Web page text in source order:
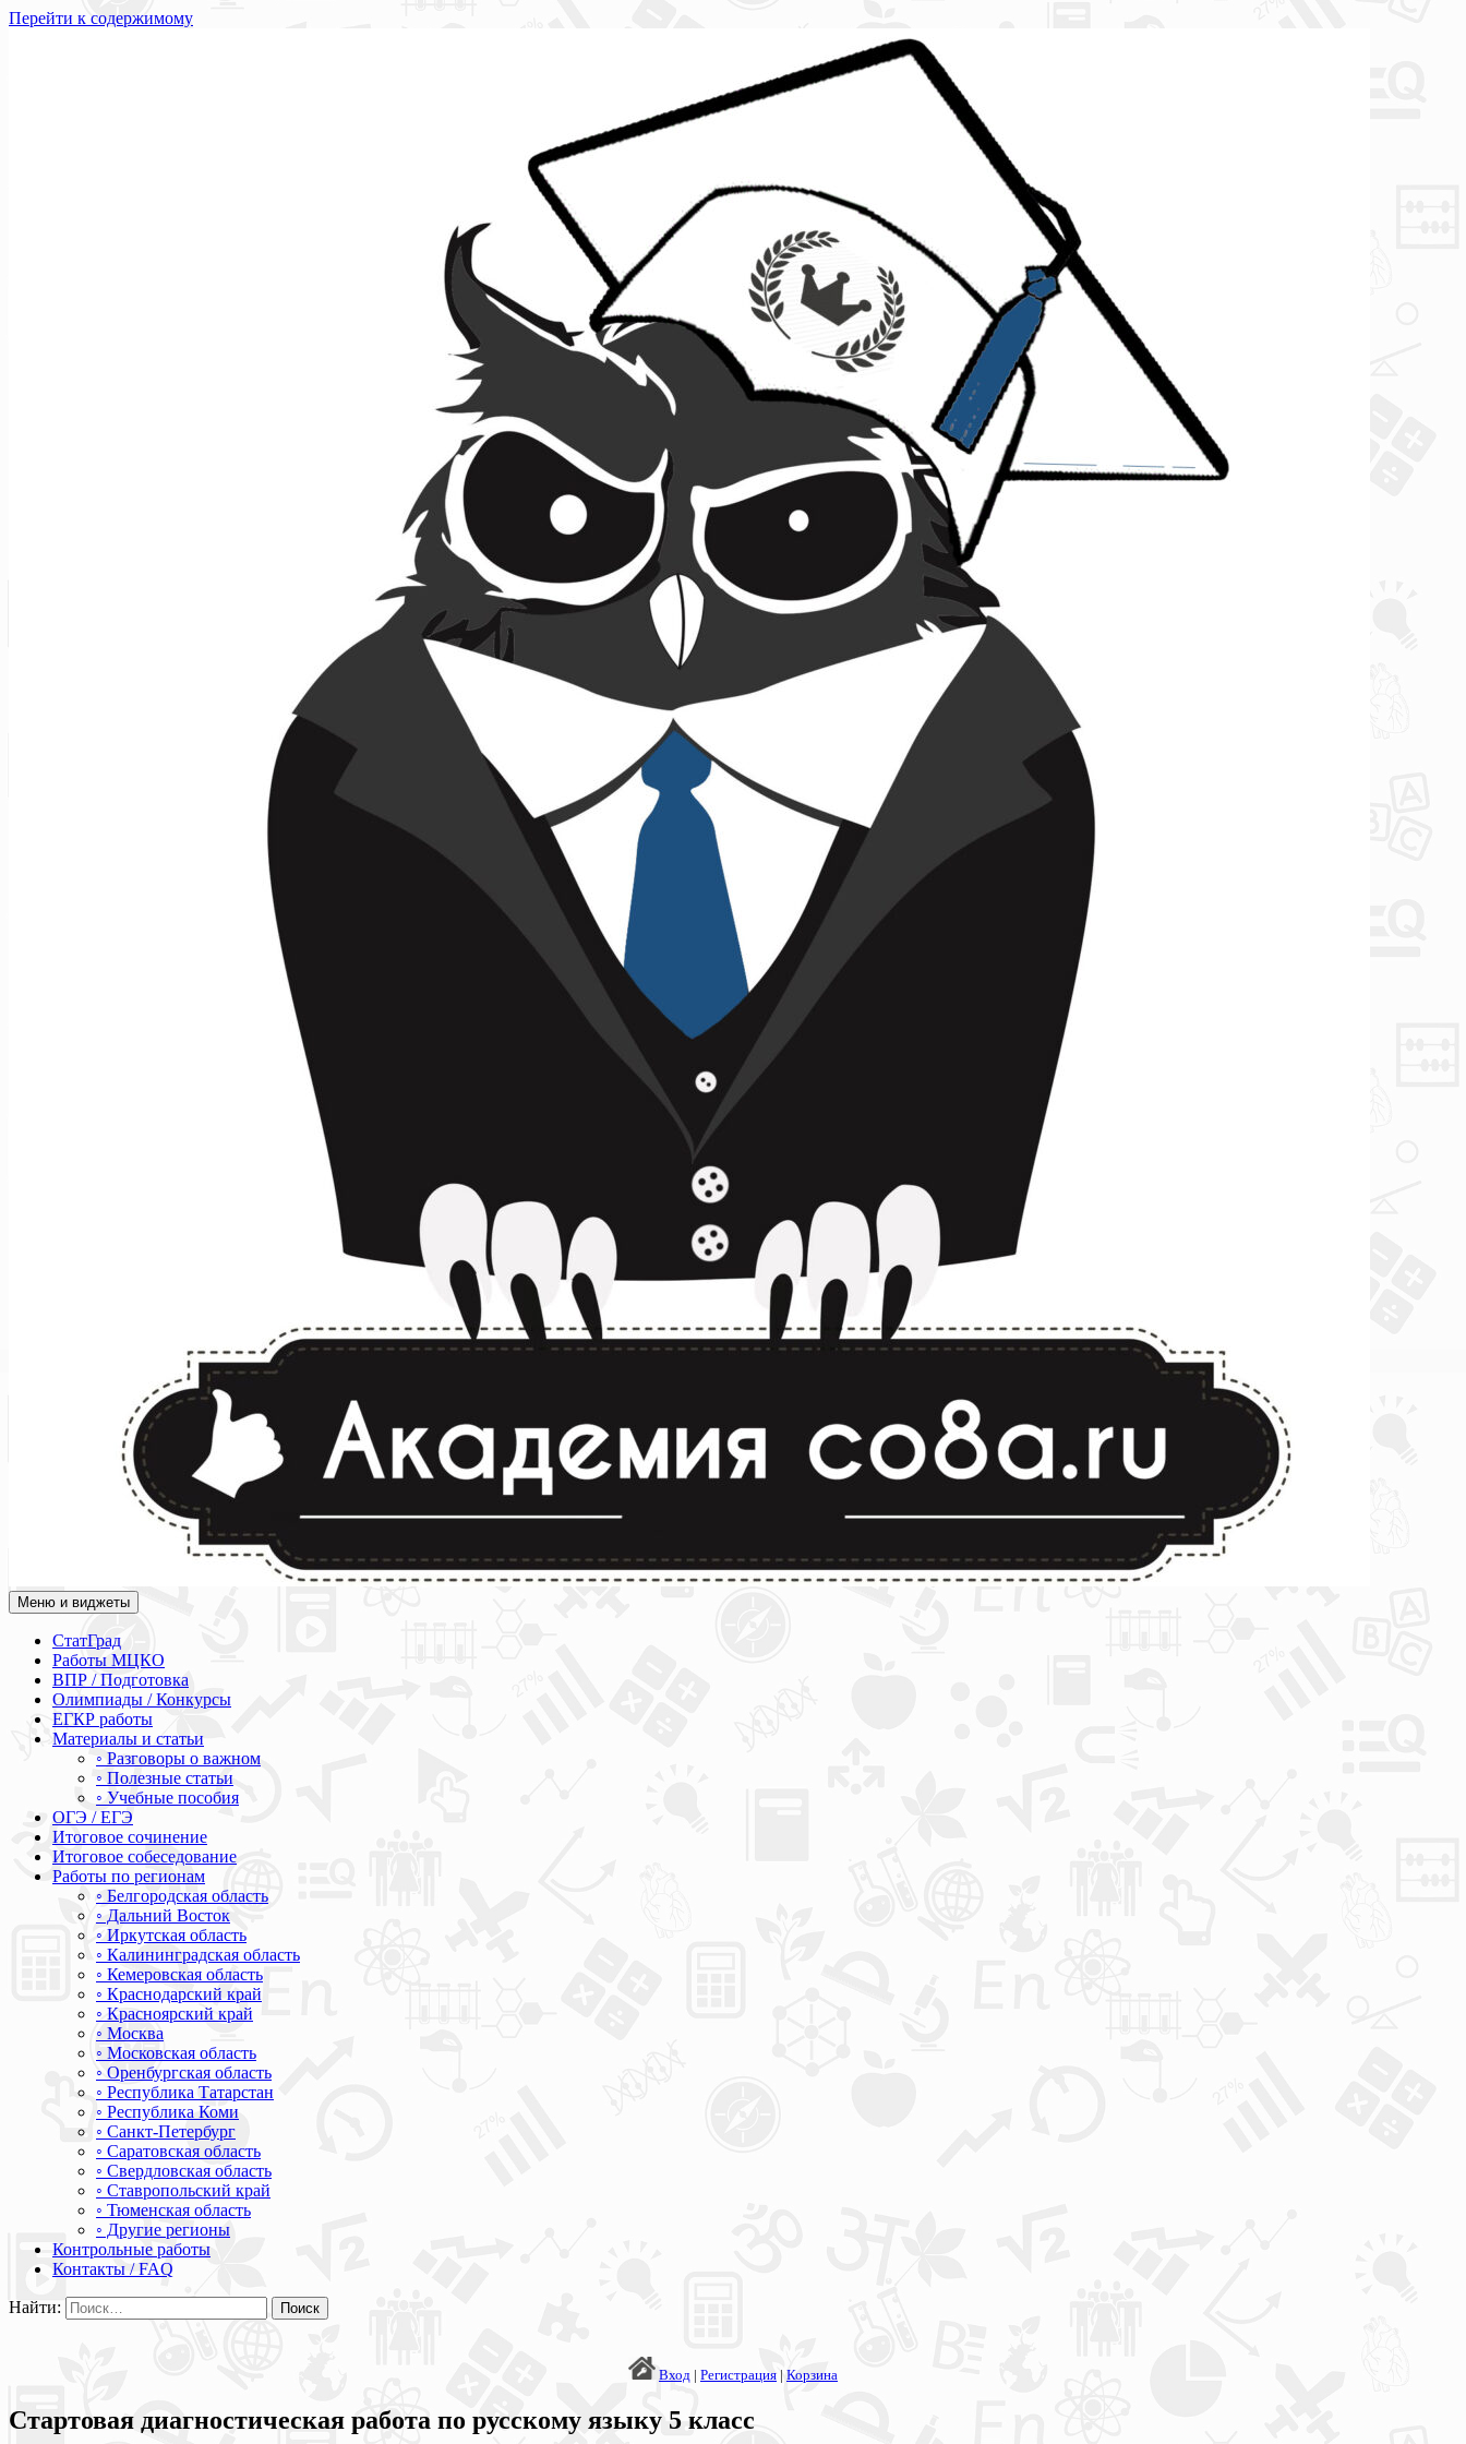
Перейти к содержимому
Академия СОВА
Подготовка к ЕГЭ, ОГЭ, ВПР, МЦКО, СтатГрад, КДР, ВОШ, олимпиады и конкурсы
Меню и виджеты
СтатГрад
Работы МЦКО
ВПР / Подготовка
Олимпиады / Конкурсы
ЕГКР работы
Материалы и статьи
◦ Разговоры о важном
◦ Полезные статьи
◦ Учебные пособия
ОГЭ / ЕГЭ
Итоговое сочинение
Итоговое собеседование
Работы по регионам
◦ Белгородская область
◦ Дальний Восток
◦ Иркутская область
◦ Калининградская область
◦ Кемеровская область
◦ Краснодарский край
◦ Красноярский край
◦ Москва
◦ Московская область
◦ Оренбургская область
◦ Республика Татарстан
◦ Республика Коми
◦ Санкт-Петербург
◦ Саратовская область
◦ Свердловская область
◦ Ставропольский край
◦ Тюменская область
◦ Другие регионы
Контрольные работы
Контакты / FAQ
Найти:
Вход | Регистрация | Корзина
Стартовая диагностическая работа по русскому языку 5 класс